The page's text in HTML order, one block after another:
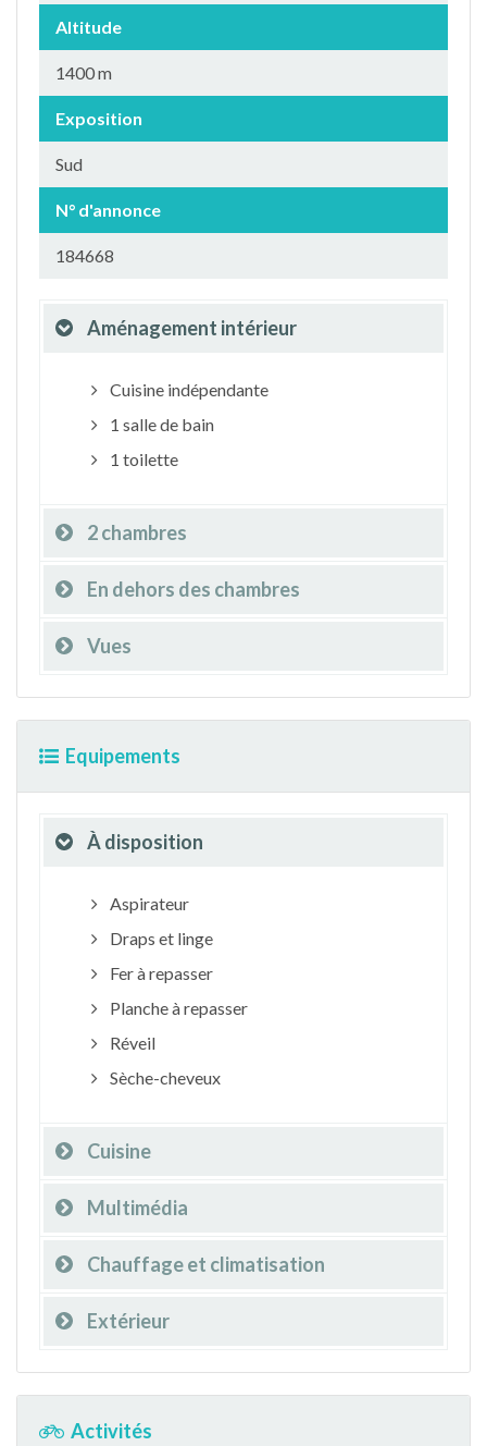
Altitude
1400 m
Exposition
Sud
N° d'annonce
184668
Aménagement intérieur
Cuisine indépendante
1 salle de bain
1 toilette
2 chambres
En dehors des chambres
Vues
Equipements
À disposition
Aspirateur
Draps et linge
Fer à repasser
Planche à repasser
Réveil
Sèche-cheveux
Cuisine
Multimédia
Chauffage et climatisation
Extérieur
Activités